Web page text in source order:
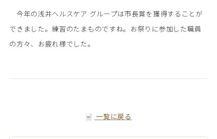
今年の浅井ヘルスケア グループは市長賞を獲得することが
できました。練習のたまものですね。お祭りに参加した職員
の方々、お疲れ様でした。
一覧に戻る